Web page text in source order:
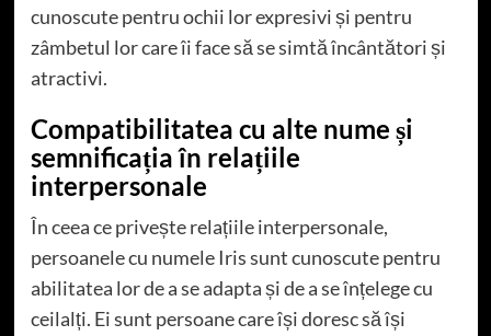
cunoscute pentru ochii lor expresivi și pentru
zâmbetul lor care îi face să se simtă încântători și
atractivi.
Compatibilitatea cu alte nume și
semnificația în relațiile
interpersonale
În ceea ce privește relațiile interpersonale,
persoanele cu numele Iris sunt cunoscute pentru
abilitatea lor de a se adapta și de a se înțelege cu
ceilalți. Ei sunt persoane care își doresc să își